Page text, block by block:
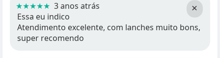
×
★★★★★ 3 anos atrás
Essa eu indico
Atendimento excelente, com lanches muito bons,
super recomendo